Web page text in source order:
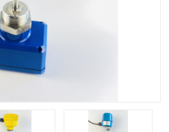
拉绳开关
打滑开关
倾斜开关